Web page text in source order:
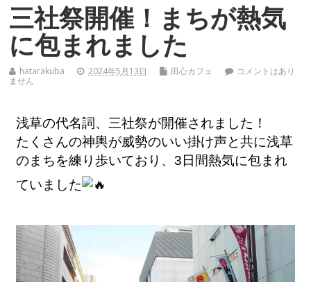
三社祭開催！まちが熱気
に包まれました
hatarakuba 2024年5月13日 田心カフェ
コメントはあり
ません
浅草の代名詞、三社祭が開催されました！
たくさんの神輿が威勢のいい掛け声と共に浅草
のまちを練り歩いており、3日間熱気に包まれ
ていました